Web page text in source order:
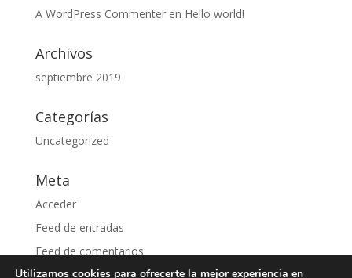
A WordPress Commenteren Hello world!
Archivos
septiembre 2019
Categorías
Uncategorized
Meta
Acceder
Feed de entradas
Feed de comentarios
WordPress.org
Utilizamos cookies para ofrecerte la mejor experiencia en